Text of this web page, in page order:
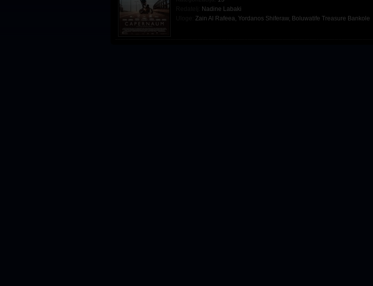
Nadine Labaki
Zain Al Rafeea, Yordanos Shiferaw, Boluwatife Treasure Bankole